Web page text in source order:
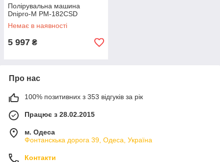
Полірувальна машина
Dnipro-M PM-182CSD
Немає в наявності
5 997 ₴
Про нас
100% позитивних з 353 відгуків за рік
Працює з 28.02.2015
м. Одеса
Фонтанскька дорога 39, Одеса, Україна
Контакти